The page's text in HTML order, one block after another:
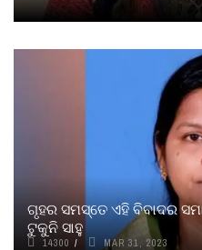
ଗୃହର ସମସ୍ତେ ଏହି ବିବାଦର
ଟୁକୁନି ସାହୁ
14300 MAR 31, 2023